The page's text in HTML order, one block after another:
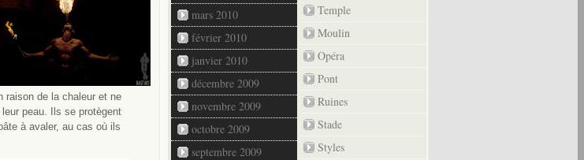
raison de la chaleur et ne
peau. Ils se protègent
à avaler, au cas où ils
mars 2010
février 2010
janvier 2010
décembre 2009
novembre 2009
octobre 2009
septembre 2009
Temple
Moulin
Opéra
Pont
Ruines
Stade
Styles